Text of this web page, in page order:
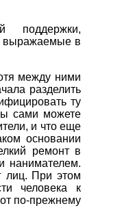
поддержки,
выражаемые в
между ними
разделить
ту
сами можете
и что еще
основании
ремонт в
нанимателем.
лиц. При этом
человека к
по-прежнему